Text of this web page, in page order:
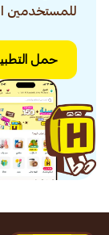
للمستخدمين
حمل